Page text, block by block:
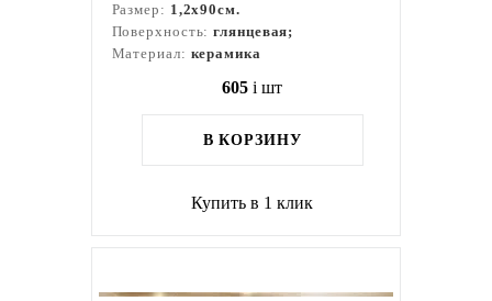
Размер: 1,2x90см.
Поверхность:глянцевая;
Материал: керамика
605 i шт
В КОРЗИНУ
Купить в 1 клик